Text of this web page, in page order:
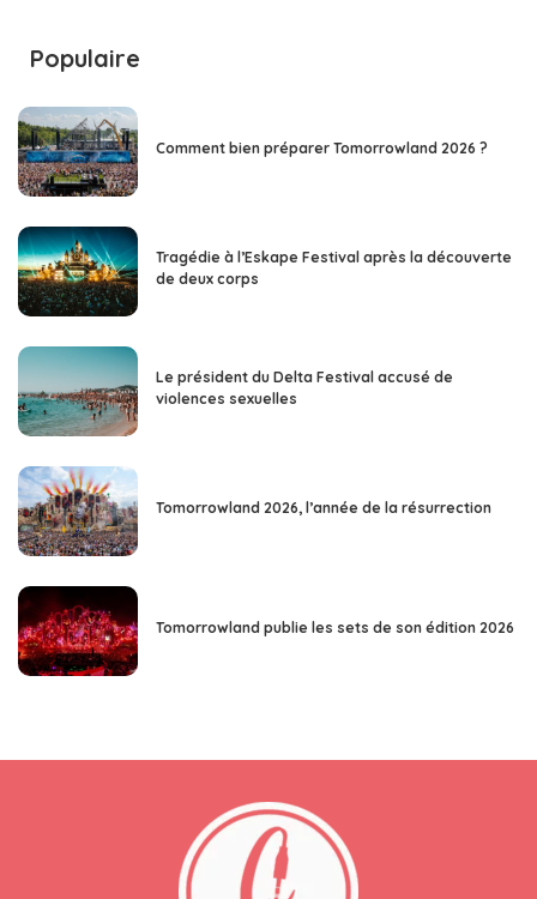
Populaire
Comment bien préparer Tomorrowland 2026 ?
Tragédie à l’Eskape Festival après la découverte
de deux corps
Le président du Delta Festival accusé de
violences sexuelles
Tomorrowland 2026, l’année de la résurrection
Tomorrowland publie les sets de son édition 2026